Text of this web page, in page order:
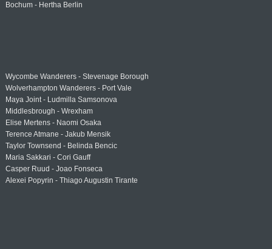
Bochum - Hertha Berlin
Wycombe Wanderers - Stevenage Borough
Wolverhampton Wanderers - Port Vale
Maya Joint - Ludmilla Samsonova
Middlesbrough - Wrexham
Elise Mertens - Naomi Osaka
Terence Atmane - Jakub Mensik
Taylor Townsend - Belinda Bencic
Maria Sakkari - Cori Gauff
Casper Ruud - Joao Fonseca
Alexei Popyrin - Thiago Augustin Tirante